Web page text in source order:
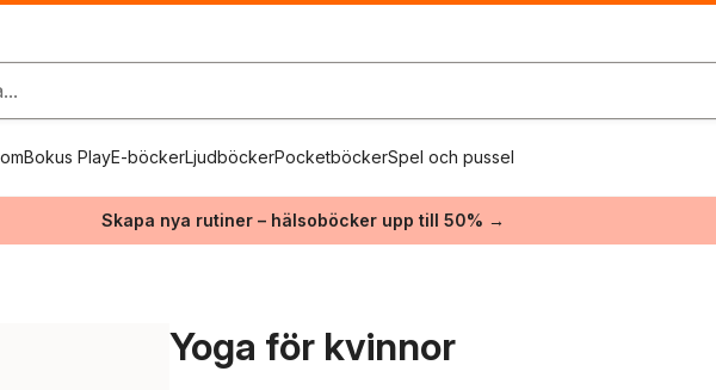
Bokus PlayE-böckerLjudböckerPocketböckerSpel och pussel
Skapa nya rutiner – hälsoböcker upp till 50% →
Yoga för kvinnor